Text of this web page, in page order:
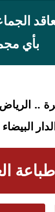
الجماعي
بأي
..
طباعة